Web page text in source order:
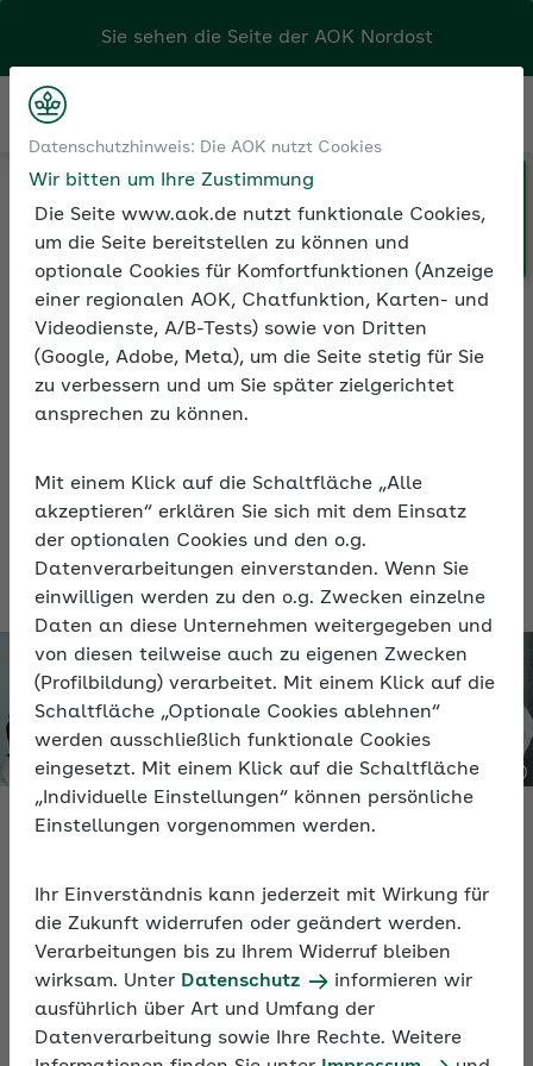
Datenschutzhinweis: Die AOK nutzt Cookies
Wir bitten um Ihre Zustimmung
Die Seite www.aok.de nutzt funktionale Cookies,
um die Seite bereitstellen zu können und
optionale Cookies für Komfortfunktionen (Anzeige
einer regionalen AOK, Chatfunktion, Karten- und
Videodienste, A/B-Tests) sowie von Dritten
(Google, Adobe, Meta), um die Seite stetig für Sie
zu verbessern und um Sie später zielgerichtet
ansprechen zu können.
Mit einem Klick auf die Schaltfläche „Alle
akzeptieren“ erklären Sie sich mit dem Einsatz
der optionalen Cookies und den o.g.
Datenverarbeitungen einverstanden. Wenn Sie
einwilligen werden zu den o.g. Zwecken einzelne
Daten an diese Unternehmen weitergegeben und
von diesen teilweise auch zu eigenen Zwecken
(Profilbildung) verarbeitet. Mit einem Klick auf die
Schaltfläche „Optionale Cookies ablehnen“
werden ausschließlich funktionale Cookies
eingesetzt. Mit einem Klick auf die Schaltfläche
„Individuelle Einstellungen“ können persönliche
Einstellungen vorgenommen werden.
Ihr Einverständnis kann jederzeit mit Wirkung für
die Zukunft widerrufen oder geändert werden.
Verarbeitungen bis zu Ihrem Widerruf bleiben
wirksam. Unter Datenschutz
informieren wir
ausführlich über Art und Umfang der
Datenverarbeitung sowie Ihre Rechte. Weitere
Klicken Sie hier, wenn Sie Ihre
AOK/Region wechseln möchten.
Seminarvideos Sozialversicherung
Seminarvideo: Saisonkräfte in der SV
Seminarvideo:
Saisonkräfte in der SV
welche Regelungen für Arbeitgeber mit
Saisonkräften aus dem Ausland zu
beachten sind.
Video
Saisonkräfte in der SV
Das Video erläutert die Besonderheiten und
Regelungen für den Einsatz von Saisonkräften aus